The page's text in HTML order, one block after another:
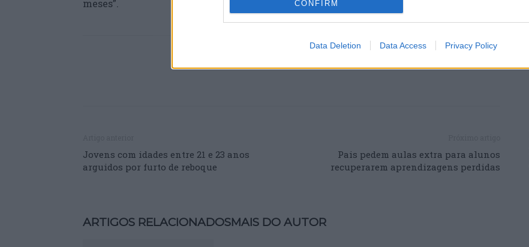
CONFIRM
Data Deletion Data Access Privacy Policy
meses”.
Jovens com idades entre 21 e 23 anos
arguidos por furto de reboque
Pais pedem aulas extra para alunos
recuperarem aprendizagens perdidas
ARTIGOS RELACIONADOSMAIS DO AUTOR